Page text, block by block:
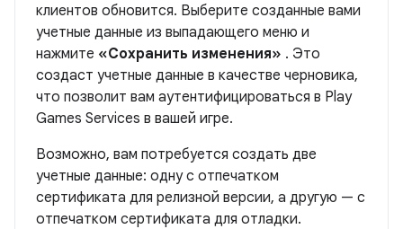
клиентов обновится. Выберите созданные вами
учетные данные из выпадающего меню и
нажмите «Сохранить изменения» . Это
создаст учетные данные в качестве черновика,
что позволит вам аутентифицироваться в Play
Games Services в вашей игре.
Возможно, вам потребуется создать две
учетные данные: одну с отпечатком
сертификата для релизной версии, а другую — с
отпечатком сертификата для отладки.